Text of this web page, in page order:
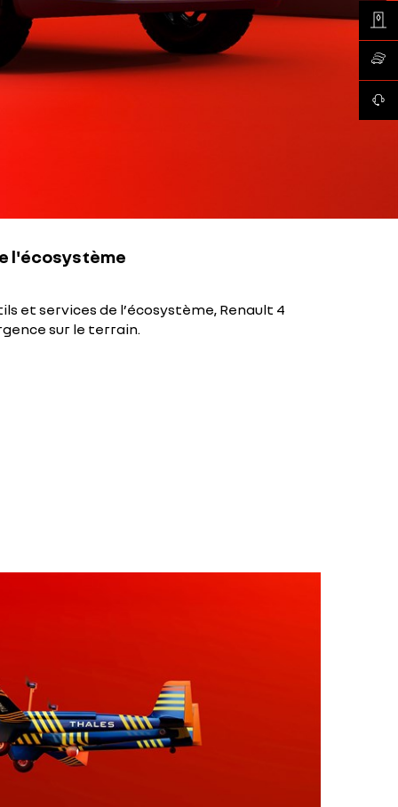
l'écosystème
et services de l’écosystème, Renault 4
sur le terrain.